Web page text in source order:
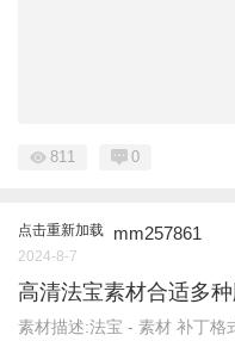
811 0
点击重新加载 mm257861
2024-8-7
高清法宝素材合适多
素材描述:法宝 - 素材 补丁格